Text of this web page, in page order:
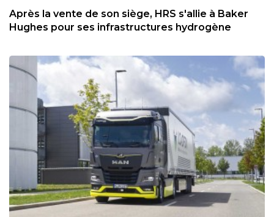
Après la vente de son siège, HRS s'allie à Baker
Hughes pour ses infrastructures hydrogène